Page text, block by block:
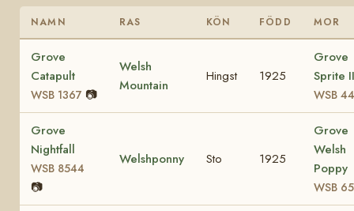
NAMN RAS KÖN FÖDD MOR
Grove
Catapult
WSB 1367 📷
Welsh
Mountain
Hingst 1925
Grove
Sprite II
WSB
Grove
Nightfall
WSB 8544
📷
Welshponny Sto 1925
Grove
Welsh
Poppy
WSB